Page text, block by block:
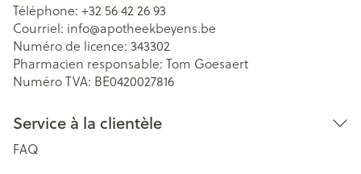
Téléphone: +32 56 42 26 93
Courriel: info@apotheekbeyens.be
Numéro de licence: 343302
Pharmacien responsable: Tom Goesaert
Numéro TVA: BE0420027816
Service à la clientèle
FAQ